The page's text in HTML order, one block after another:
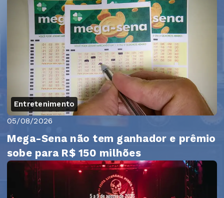
Entretenimento
05/08/2026
Mega-Sena não tem ganhador e prêmio
sobe para R$ 150 milhões